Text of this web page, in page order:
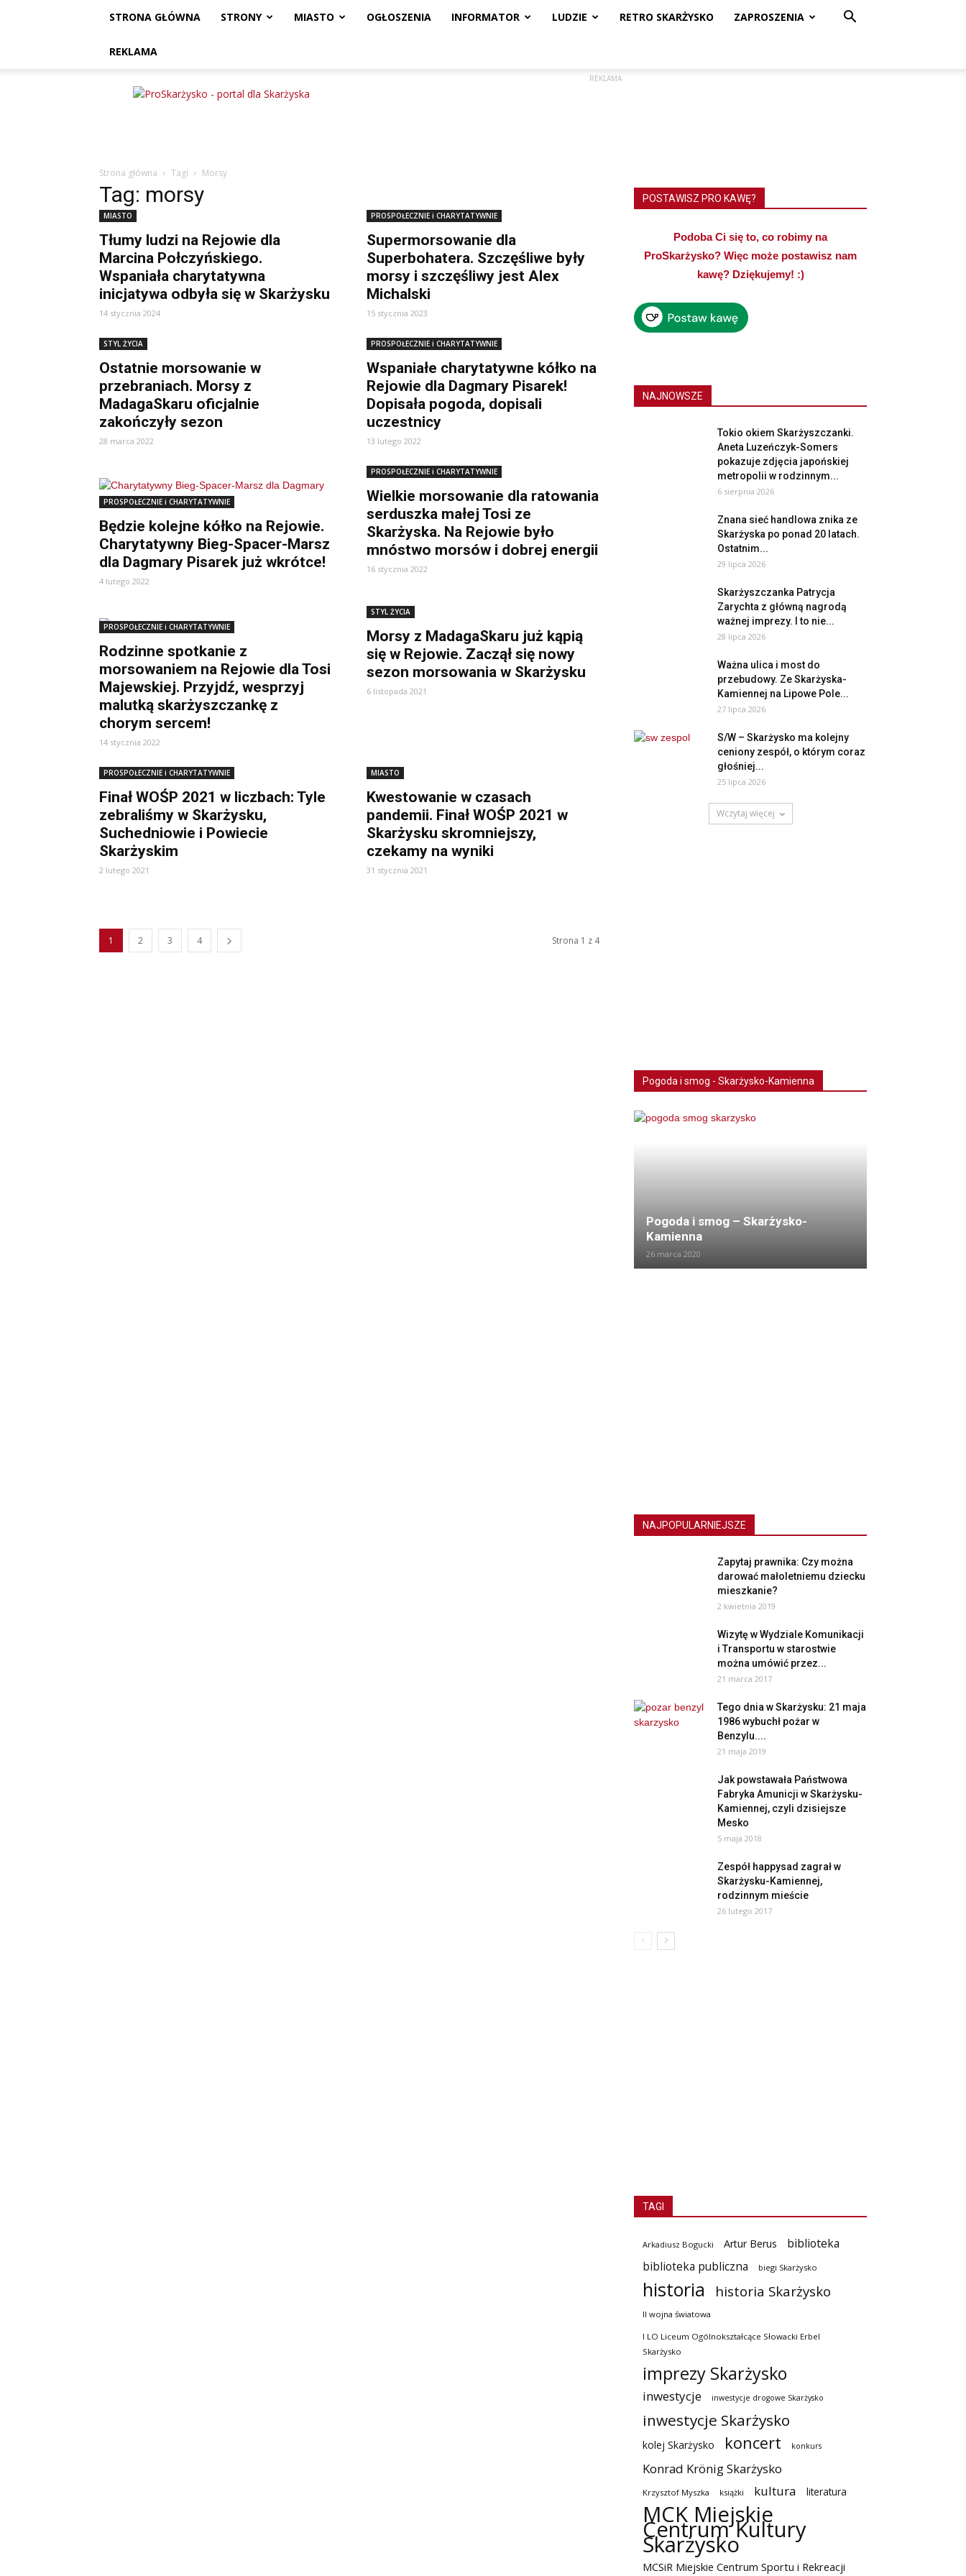
STRONA GŁÓWNA STRONY MIASTO OGŁOSZENIA INFORMATOR LUDZIE RETRO SKARŻYSKO ZAPROSZENIA
REKLAMA
ProSkarżysko
REKLAMA
Strona główna Tagi Morsy
Tag: morsy
MIASTO
Tłumy ludzi na Rejowie dla
Marcina Połczyńskiego.
Wspaniała charytatywna
inicjatywa odbyła się w Skarżysku
14 stycznia 2024
PROSPOŁECZNIE i CHARYTATYWNIE
Supermorsowanie dla
Superbohatera. Szczęśliwe były
morsy i szczęśliwy jest Alex
Michalski
15 stycznia 2023
STYL ŻYCIA
Ostatnie morsowanie w
przebraniach. Morsy z
MadagaSkaru oficjalnie
zakończyły sezon
28 marca 2022
PROSPOŁECZNIE i CHARYTATYWNIE
Wspaniałe charytatywne kółko na
Rejowie dla Dagmary Pisarek!
Dopisała pogoda, dopisali
uczestnicy
13 lutego 2022
PROSPOŁECZNIE i CHARYTATYWNIE
Będzie kolejne kółko na Rejowie.
Charytatywny Bieg-Spacer-Marsz
dla Dagmary Pisarek już wkrótce!
4 lutego 2022
PROSPOŁECZNIE i CHARYTATYWNIE
Wielkie morsowanie dla ratowania
serduszka małej Tosi ze
Skarżyska. Na Rejowie było
mnóstwo morsów i dobrej energii
16 stycznia 2022
PROSPOŁECZNIE i CHARYTATYWNIE
Rodzinne spotkanie z
morsowaniem na Rejowie dla Tosi
Majewskiej. Przyjdź, wesprzyj
malutką skarżyszczankę z
chorym sercem!
14 stycznia 2022
STYL ŻYCIA
Morsy z MadagaSkaru już kąpią
się w Rejowie. Zaczął się nowy
sezon morsowania w Skarżysku
6 listopada 2021
PROSPOŁECZNIE i CHARYTATYWNIE
Finał WOŚP 2021 w liczbach: Tyle
zebraliśmy w Skarżysku,
Suchedniowie i Powiecie
Skarżyskim
2 lutego 2021
MIASTO
Kwestowanie w czasach
pandemii. Finał WOŚP 2021 w
Skarżysku skromniejszy,
czekamy na wyniki
31 stycznia 2021
1 2 3 4 Strona 1 z 4
POSTAWISZ PRO KAWĘ?
Podoba Ci się to, co robimy na
ProSkarżysko? Więc może postawisz nam
kawę? Dziękujemy! :)
NAJNOWSZE
Tokio okiem Skarżyszczanki.
Aneta Luzeńczyk-Somers
pokazuje zdjęcia japońskiej
metropolii w rodzinnym...
6 sierpnia 2026
Znana sieć handlowa znika ze
Skarżyska po ponad 20 latach.
Ostatnim...
29 lipca 2026
Skarżyszczanka Patrycja
Zarychta z główną nagrodą
ważnej imprezy. I to nie...
28 lipca 2026
Ważna ulica i most do
przebudowy. Ze Skarżyska-
Kamiennej na Lipowe Pole...
27 lipca 2026
S/W – Skarżysko ma kolejny
ceniony zespół, o którym coraz
głośniej...
25 lipca 2026
Wczytaj więcej
Pogoda i smog - Skarżysko-Kamienna
Pogoda i smog – Skarżysko-
Kamienna
26 marca 2020
NAJPOPULARNIEJSZE
Zapytaj prawnika: Czy można
darować małoletniemu dziecku
mieszkanie?
2 kwietnia 2019
Wizytę w Wydziale Komunikacji
i Transportu w starostwie
można umówić przez...
21 marca 2017
Tego dnia w Skarżysku: 21 maja
1986 wybuchł pożar w
Benzylu....
21 maja 2019
Jak powstawała Państwowa
Fabryka Amunicji w Skarżysku-
Kamiennej, czyli dzisiejsze
Mesko
5 maja 2018
Zespół happysad zagrał w
Skarżysku-Kamiennej,
rodzinnym mieście
26 lutego 2017
TAGI
Arkadiusz Bogucki Artur Berus
biblioteka
biblioteka publiczna
biegi Skarżysko
historia historia Skarżysko
II wojna światowa
I LO Liceum Ogólnokształcące Słowacki Erbel
Skarżysko
imprezy Skarżysko
inwestycje inwestycje drogowe Skarżysko
inwestycje Skarżysko
kolej Skarżysko koncert konkurs
Konrad Krönig Skarżysko
Krzysztof Myszka książki kultura literatura
MCK Miejskie
Centrum Kultury
Skarżysko
MCSiR Miejskie Centrum Sportu i Rekreacji